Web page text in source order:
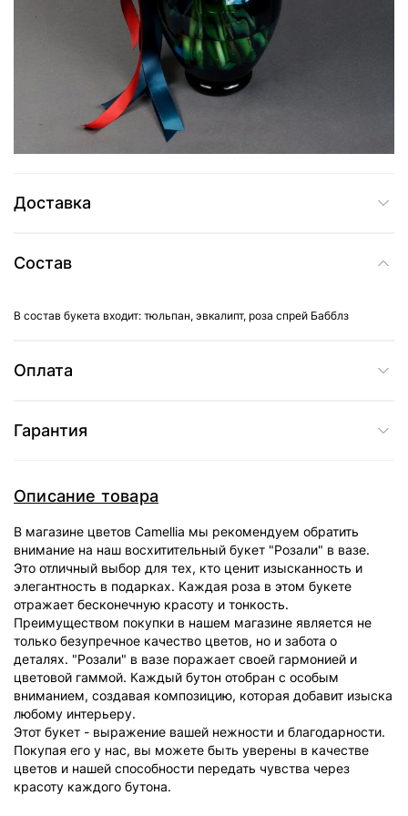
Добавить в корзину
Купить в один клик
Доставка
Состав
В состав букета входит: тюльпан, эвкалипт, роза спрей Бабблз
Оплата
Гарантия
Описание товара
В магазине цветов Camellia мы рекомендуем обратить
внимание на наш восхитительный букет "Розали" в вазе.
Это отличный выбор для тех, кто ценит изысканность и
элегантность в подарках. Каждая роза в этом букете
отражает бесконечную красоту и тонкость.
Преимуществом покупки в нашем магазине является не
только безупречное качество цветов, но и забота о
деталях. "Розали" в вазе поражает своей гармонией и
цветовой гаммой. Каждый бутон отобран с особым
вниманием, создавая композицию, которая добавит изыска
любому интерьеру.
Этот букет - выражение вашей нежности и благодарности.
Покупая его у нас, вы можете быть уверены в качестве
цветов и нашей способности передать чувства через
красоту каждого бутона.